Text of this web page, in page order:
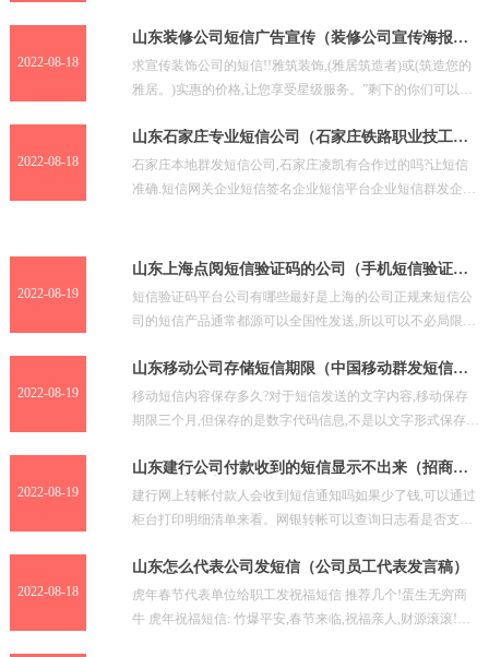
2022-08-18
山东装修公司短信广告宣传（装修公司宣传海报模
求宣传装饰公司的短信!!雅筑装饰,(雅居筑造者)或(筑造您的
雅居。)实惠的价格,让您享受星级服务。”剩下的你们可以在
2022-08-18
山东石家庄专业短信公司（石家庄铁路职业技工学
石家庄本地群发短信公司,石家庄凌凯有合作过的吗?让短信
准确.短信网关企业短信签名企业短信平台企业短信群发企业
2022-08-19
山东上海点阅短信验证码的公司（手机短信验证码
短信验证码平台公司有哪些最好是上海的公司正规来短信公
司的短信产品通常都源可以全国性发送,所以可以不必局限于
2022-08-19
山东移动公司存储短信期限（中国移动群发短信平
移动短信内容保存多久?对于短信发送的文字内容,移动保存
期限三个月,但保存的是数字代码信息,不是以文字形式保存
2022-08-19
山东建行公司付款收到的短信显示不出来（招商银
建行网上转帐付款人会收到短信通知吗如果少了钱,可以通过
柜台打印明细清单来看。网银转帐可以查询日志看是否支付
2022-08-18
山东怎么代表公司发短信（公司员工代表发言稿）
虎年春节代表单位给职工发祝福短信 推荐几个!蛋生无穷商
牛 虎年祝福短信: 竹爆平安,春节来临,祝福亲人,财源滚滚!祝